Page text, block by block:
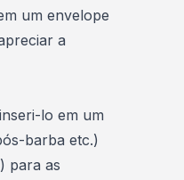
um envelope
a
lo em um
barba etc.)
para as